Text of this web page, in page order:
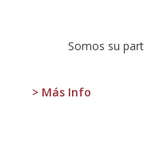
Somos su
> Más Info